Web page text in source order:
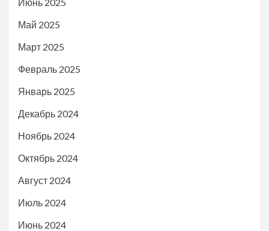
Май 2025
Март 2025
Февраль 2025
Январь 2025
Декабрь 2024
Ноябрь 2024
Октябрь 2024
Август 2024
Июль 2024
Июнь 2024